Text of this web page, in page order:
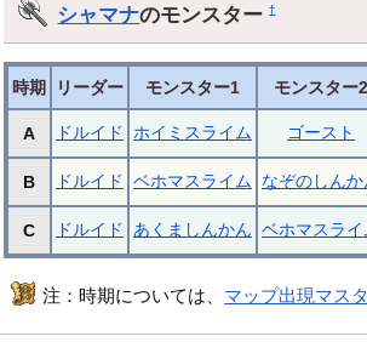
シャマナのモンスター†
時期 リーダー モンスター1 モンスター2
A ドルイド ホイミスライム ゴースト
B ドルイド ベホマスライム なぞのしんか
C ドルイド あくましんかん ベホマスライ
注：時期については、 マップ出現マス